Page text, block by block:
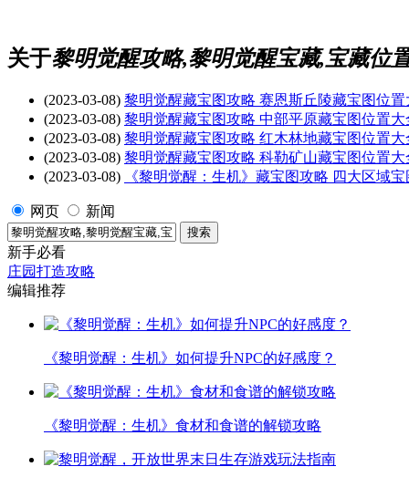
关于黎明觉醒攻略,黎明觉醒宝藏,宝藏位
(2023-03-08) 黎明觉醒藏宝图攻略 赛恩斯丘陵藏宝图位置
(2023-03-08) 黎明觉醒藏宝图攻略 中部平原藏宝图位置大
(2023-03-08) 黎明觉醒藏宝图攻略 红木林地藏宝图位置大
(2023-03-08) 黎明觉醒藏宝图攻略 科勒矿山藏宝图位置大
(2023-03-08)
《黎明觉醒：生机》藏宝图攻略 四大区域宝
网页 新闻
新手必看
庄园打造攻略
编辑推荐
《黎明觉醒：生机》如何提升NPC的好感度？
《黎明觉醒：生机》食材和食谱的解锁攻略